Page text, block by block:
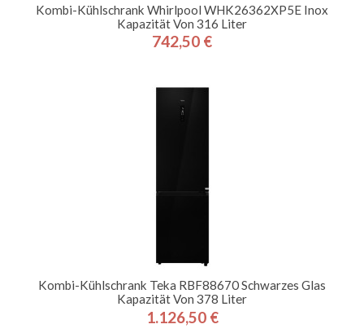
Kombi-Kühlschrank Whirlpool WHK26362XP5E Inox
Kapazität Von 316 Liter
Preis
742,50 €
Kombi-Kühlschrank Teka RBF88670 Schwarzes Glas
Kapazität Von 378 Liter
Preis
1.126,50 €